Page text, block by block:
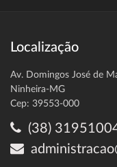
Localização
Av. Domingos José de
Ninheira-MG
Cep: 39553-000
(38)